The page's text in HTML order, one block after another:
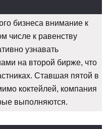
бизнеса внимание к
числе к равенству
узнавать
на второй бирже, что
Ставшая пятой в
коктейлей, компания
выполняются.